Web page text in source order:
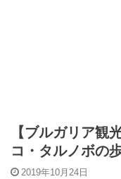
【ブルガリア観
コ・タルノボの
2019年10月24日